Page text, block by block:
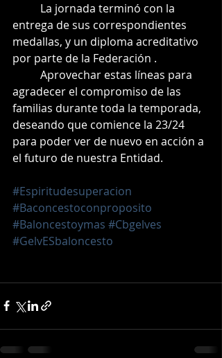
entrega de sus correspondientes
medallas, y un diploma acreditativo
por parte de la Federación .
agradecer el compromiso de las
familias durante toda la temporada,
deseando que comience la 23/24
para poder ver de nuevo en acción a
el futuro de nuestra Entidad.
#Espiritudesuperacion
#Baconcestoconproposito
#Baloncestoymas #Cbgelves
#GelvESbaloncesto